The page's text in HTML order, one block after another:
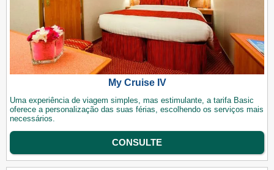
My Cruise IV
Uma experiência de viagem simples, mas estimulante, a tarifa Basic
oferece a personalização das suas férias, escolhendo os serviços mais
necessários.
CONSULTE